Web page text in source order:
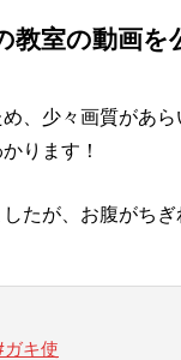
教室の動画を
、少々画質があ
ります！
たが、お腹がちぎ
ガキ使